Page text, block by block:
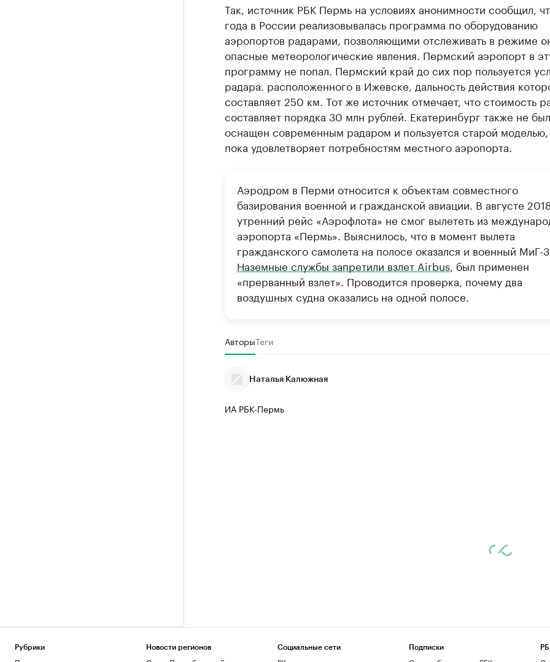
Крупнейшие производители и продавцы медийной
Ознакомьтесь с информацией в каталоге
Так, источник РБК Пермь на условиях анонимности сообщил,
года в России реализовывалась программа по оборудованию
аэропортов радарами, позволяющими отслеживать в режиме
опасные метеорологические явления. Пермский аэропорт в
программу не попал. Пермский край до сих пор пользуется
радара. расположенного в Ижевске, дальность действия
составляет 250 км. Тот же источник отмечает, что стоимость
составляет порядка 30 млн рублей. Екатеринбург также не был
оснащен современным радаром и пользуется старой моделью,
пока удовлетворяет потребностям местного аэропорта.
Аэродром в Перми относится к объектам совместного
базирования военной и гражданской авиации. В августе
утренний рейс «Аэрофлота» не смог вылететь из
аэропорта «Пермь».​ Выяснилось, что в момент вылета
гражданского самолета на полосе оказался и военный МиГ-
Наземные службы запретили взлет Airbus, был применен
«прерванный взлет». Проводится проверка, почему два
воздушных судна оказались на одной полосе.
АвторыТеги
Наталья Калюжная
ИА РБК-Пермь
Рубрики Новости регионов Социальные сети Подписки